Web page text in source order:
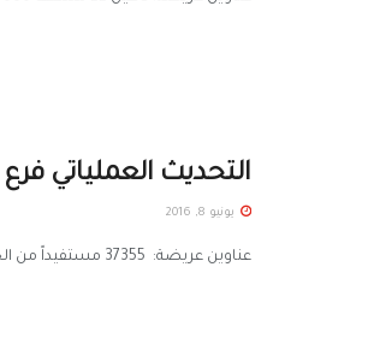
التحديث العملياتي فرع
يونيو 8, 2016
عناوين عريضة: 37355 مستفيداً من الخدمات الإغاثية نقل 219 حالة إسعافية معاينة 1490 مريضاً وتزويدهم بالأدوية المجانية تركيب 3 مولدات ...